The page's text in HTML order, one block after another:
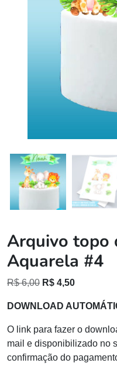
Arquivo topo
Aquarela #4
R$6,00 O
original
era:
R$ 6,00.
R$ 4,50O
atual
R$ 4,50.
DOWNLOAD
O link para fazer o
mail e disponibilizado no
confirmação do